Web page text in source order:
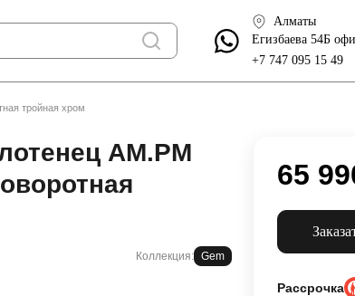
Алматы
Егизбаева 54Б
+7 747 095 15 49
тройная хром
AM.PM
Коллекция: Gem
65
Рассрочка